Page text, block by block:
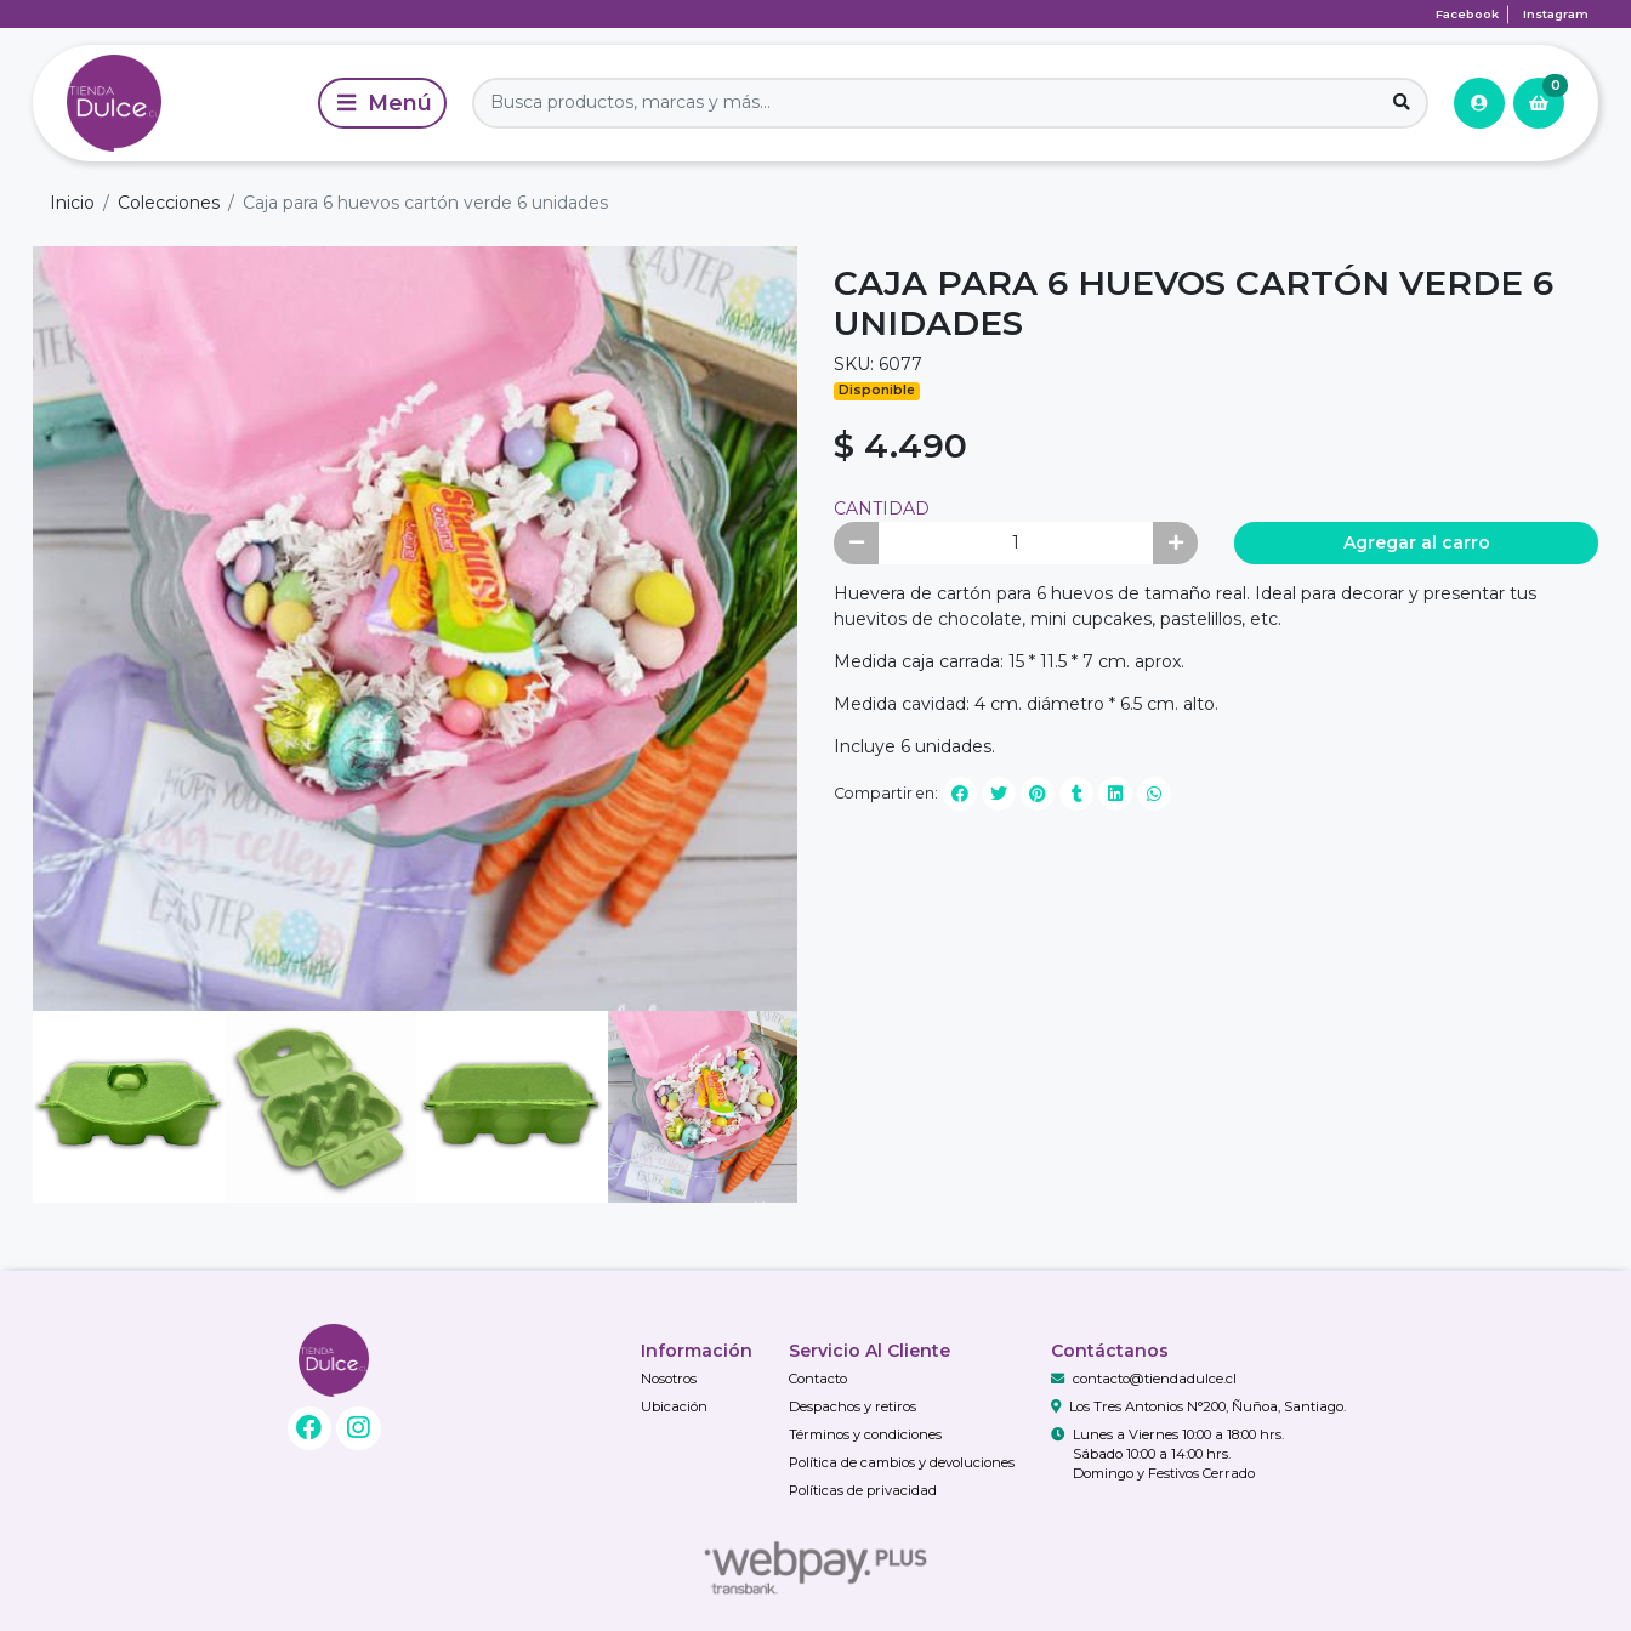
Facebook Instagram
0
Inicio Colecciones Caja para 6 huevos cartón verde 6 unidades
CAJA PARA 6 HUEVOS CARTÓN VERDE 6
UNIDADES
SKU: 6077
Disponible
$ 4.490
CANTIDAD
Agregar al carro
Huevera de cartón para 6 huevos de tamaño real. Ideal para decorar y presentar tus
huevitos de chocolate, mini cupcakes, pastelillos, etc.
Medida caja carrada: 15 * 11.5 * 7 cm. aprox.
Medida cavidad: 4 cm. diámetro * 6.5 cm. alto.
Incluye 6 unidades.
Compartir en:
Información
Nosotros
Ubicación
Servicio Al Cliente
Contacto
Despachos y retiros
Términos y condiciones
Política de cambios y devoluciones
Políticas de privacidad
Contáctanos
contacto@tiendadulce.cl
Los Tres Antonios N°200, Ñuñoa, Santiago.
Lunes a Viernes 10:00 a 18:00 hrs.
Sábado 10:00 a 14:00 hrs.
Domingo y Festivos Cerrado